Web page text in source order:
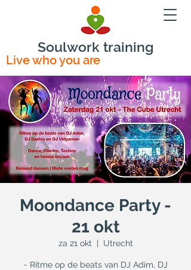
Soulwork training
Live who you are
Moondance Party -
21 okt
za 21 okt Utrecht
~ Ritme op de beats van DJ Adim, DJ